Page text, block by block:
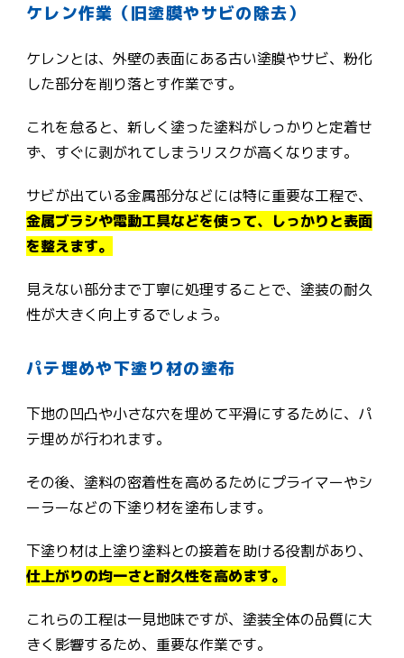
ケレン作業（旧塗膜やサビの除去）
ケレンとは、外壁の表面にある古い塗膜やサビ、粉化
した部分を削り落とす作業です。
これを怠ると、新しく塗った塗料がしっかりと定着せ
ず、すぐに剥がれてしまうリスクが高くなります。
サビが出ている金属部分などには特に重要な工程で、
金属ブラシや電動工具などを使って、しっかりと表面
を整えます。
見えない部分まで丁寧に処理することで、塗装の耐久
性が大きく向上するでしょう。
パテ埋めや下塗り材の塗布
下地の凹凸や小さな穴を埋めて平滑にするために、パ
テ埋めが行われます。
その後、塗料の密着性を高めるためにプライマーやシ
ーラーなどの下塗り材を塗布します。
下塗り材は上塗り塗料との接着を助ける役割があり、
仕上がりの均一さと耐久性を高めます。
これらの工程は一見地味ですが、塗装全体の品質に大
きく影響するため、重要な作業です。